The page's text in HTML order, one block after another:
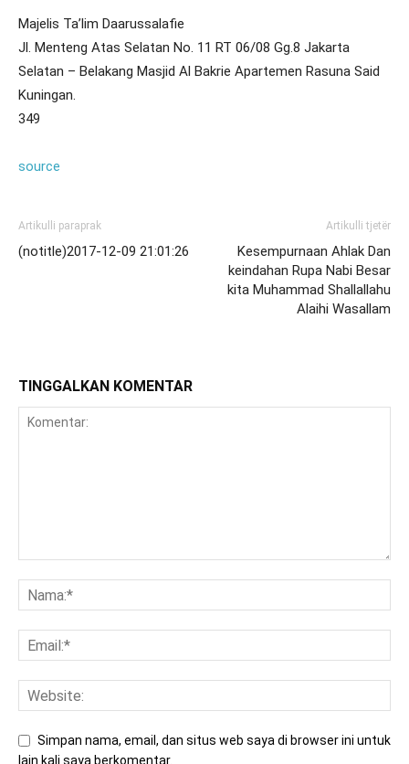
Majelis Ta’lim Daarussalafie
Jl. Menteng Atas Selatan No. 11 RT 06/08 Gg.8 Jakarta
Selatan – Belakang Masjid Al Bakrie Apartemen Rasuna Said
Kuningan.
349
source
Artikulli paraprak
(notitle)2017-12-09 21:01:26
Artikulli tjetër
Kesempurnaan Ahlak Dan
keindahan Rupa Nabi Besar
kita Muhammad Shallallahu
Alaihi Wasallam
TINGGALKAN KOMENTAR
Simpan nama, email, dan situs web saya di browser ini untuk
lain kali saya berkomentar.